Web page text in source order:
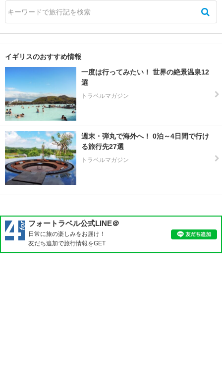
エ
ー
ニ
ス
キ
レ
ン
カ
ナ
ー
ヴ
ォ
カ
ン
イギリスのおすすめ情報
一度は行ってみたい！ 世界の絶景温泉12
選
トラベルマガジン
週末・弾丸で海外へ！ 0泊～4日間で行け
る旅行先27選
トラベルマガジン
フォートラベル公式LINE＠
日常に旅の楽しみをお届け！
友だち追加で旅行情報をGET